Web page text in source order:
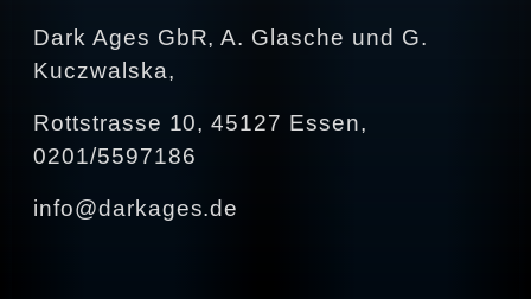
Dark Ages GbR, A. Glasche und G.
Kuczwalska,
Rottstrasse 10, 45127 Essen,
0201/5597186
info@darkages.de